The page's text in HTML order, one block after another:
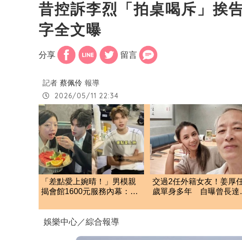
昔控訴李烈「拍桌喝斥」挨
字全文曝
分享 留言
記者 蔡佩伶 報導
2026/05/11 22:34
「差點愛上婉晴！」男模親
揭會館1600元服務內幕：開
交過2任外籍女友！姜厚
歲單身多年 自曝曾長達
娛樂中心／綜合報導